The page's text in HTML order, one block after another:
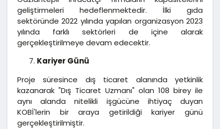
geliştirmeleri hedeflenmektedir. İlki gıda
sektöründe 2022 yılında yapılan organizasyon 2023
yılında farklı sektörleri de içine alarak
gerçekleştirilmeye devam edecektir.
Kariyer Günü
Proje süresince dış ticaret alanında yetkinlik
kazanarak "Dış Ticaret Uzmanı" olan 108 birey ile
aynı alanda nitelikli işgücüne ihtiyaç duyan
KOBİ'lerin bir araya getirildiği kariyer günü
gerçekleştirilmiştir.